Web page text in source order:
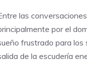
las
por el
frustrado para los
de la escudería